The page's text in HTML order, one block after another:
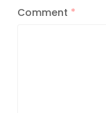
Comment *